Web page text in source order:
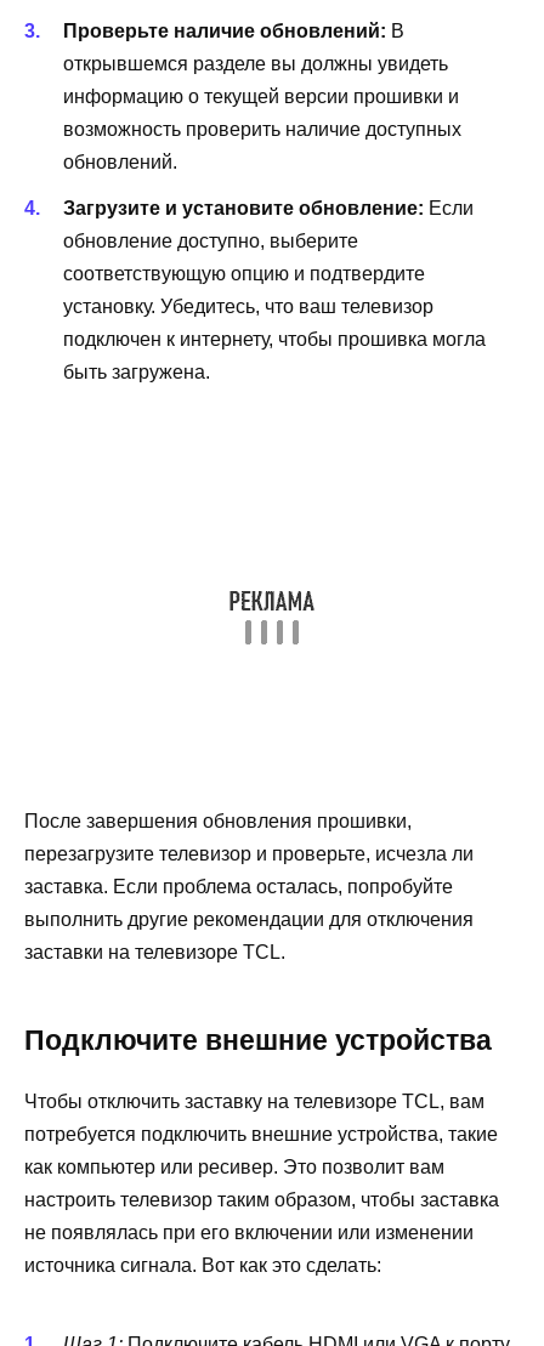
Проверьте наличие обновлений: В
открывшемся разделе вы должны увидеть
информацию о текущей версии прошивки и
возможность проверить наличие доступных
обновлений.
Загрузите и установите обновление: Если
обновление доступно, выберите
соответствующую опцию и подтвердите
установку. Убедитесь, что ваш телевизор
подключен к интернету, чтобы прошивка могла
быть загружена.
После завершения обновления прошивки,
перезагрузите телевизор и проверьте, исчезла ли
заставка. Если проблема осталась, попробуйте
выполнить другие рекомендации для отключения
заставки на телевизоре TCL.
Подключите внешние устройства
Чтобы отключить заставку на телевизоре TCL, вам
потребуется подключить внешние устройства, такие
как компьютер или ресивер. Это позволит вам
настроить телевизор таким образом, чтобы заставка
не появлялась при его включении или изменении
источника сигнала. Вот как это сделать: